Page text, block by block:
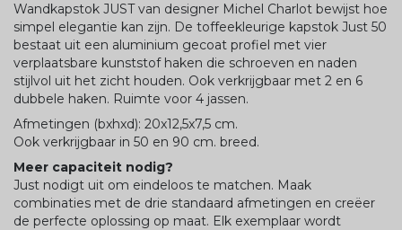
Wandkapstok JUST van designer Michel Charlot bewijst hoe
simpel elegantie kan zijn. De toffeekleurige kapstok Just 50
bestaat uit een aluminium gecoat profiel met vier
verplaatsbare kunststof haken die schroeven en naden
stijlvol uit het zicht houden. Ook verkrijgbaar met 2 en 6
dubbele haken. Ruimte voor 4 jassen.
Afmetingen (bxhxd): 20x12,5x7,5 cm.
Ook verkrijgbaar in 50 en 90 cm. breed.
Meer capaciteit nodig?
Just nodigt uit om eindeloos te matchen. Maak
combinaties met de drie standaard afmetingen en creëer
de perfecte oplossing op maat. Elk exemplaar wordt